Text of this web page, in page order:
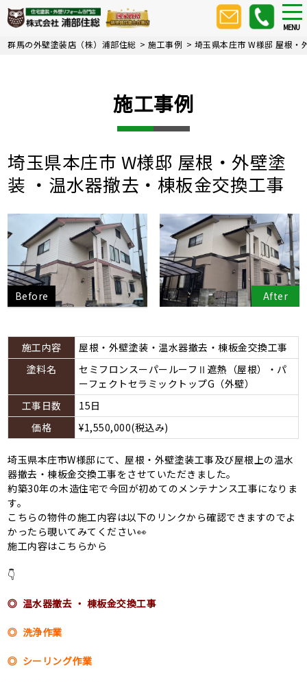
Skip
to
content
MENU
群馬の外壁塗装店（株）浦部住総 >施工事例 > 埼玉県本庄市 W様邸 屋根・
施工事例
埼玉県本庄市 W様邸 屋根・外壁塗
装 ・温水器撤去・棟板金交換工事
Before After
施工内容
屋根・外壁塗装・温水器撤去・棟板金交換工事
塗料名
セミフロンスーパールーフⅡ遮熱（屋根）・パ
ーフェクトセラミックトップG（外壁）
工事日数
15日
価格
¥1,550,000(税込み)
埼玉県本庄市W様邸にて、屋根・外壁塗装工事及び屋根上の温水
器撤去・棟板金交換工事をさせていただきました。
約築30年の木造住宅で今回が初めてのメンテナンス工事になりま
す。
こちらの物件の施工内容は以下のリンクから確認できますのでよ
かったら覗いてみてください👀
施工内容はこちらから
👇
◎ 温水器撤去 ・ 棟板金交換工事
◎ 洗浄作業
◎ シーリング作業